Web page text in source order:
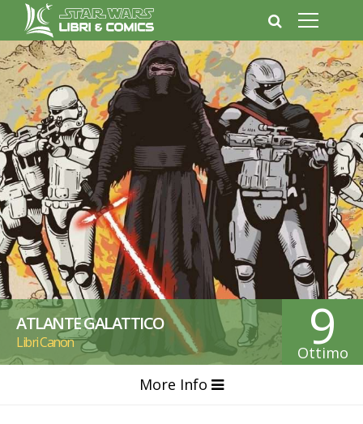
ATLANTE GALATTICO
Libri Canon 9
Ottimo
More Info